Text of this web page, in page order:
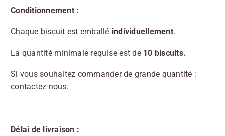
Conditionnement :
Chaque biscuit est emballé individuellement.
La quantité minimale requise est de 10 biscuits.
Si vous souhaitez commander de grande quantité :
contactez-nous.
Délai de livraison :